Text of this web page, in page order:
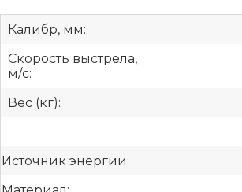
Калибр, мм:
Скорость выстрела,
м/с:
Вес (кг):
Источник энергии: